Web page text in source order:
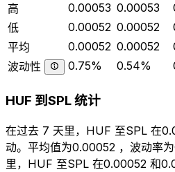
高
0.00053 0.00053
低
0.00052 0.00052
平均
0.00052 0.00052
波动性
0.75% 0.54%
HUF 到SPL 统计
在过去 7 天里，HUF 至SPL 在
动。平均值为0.00052 ，波动率
里，HUF 至SPL 在0.00052 和